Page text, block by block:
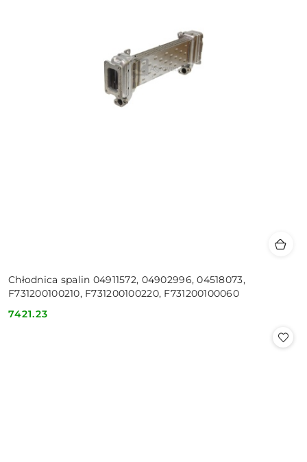
Chłodnica spalin 04911572, 04902996, 04518073,
F731200100210, F731200100220, F731200100060
Cena:
7421.23